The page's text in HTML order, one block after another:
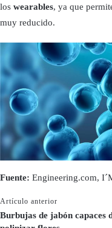
los wearables, ya que
muy reducido.
Fuente: Engineering.com,
Artículo anterior
Burbujas de jabón capaces